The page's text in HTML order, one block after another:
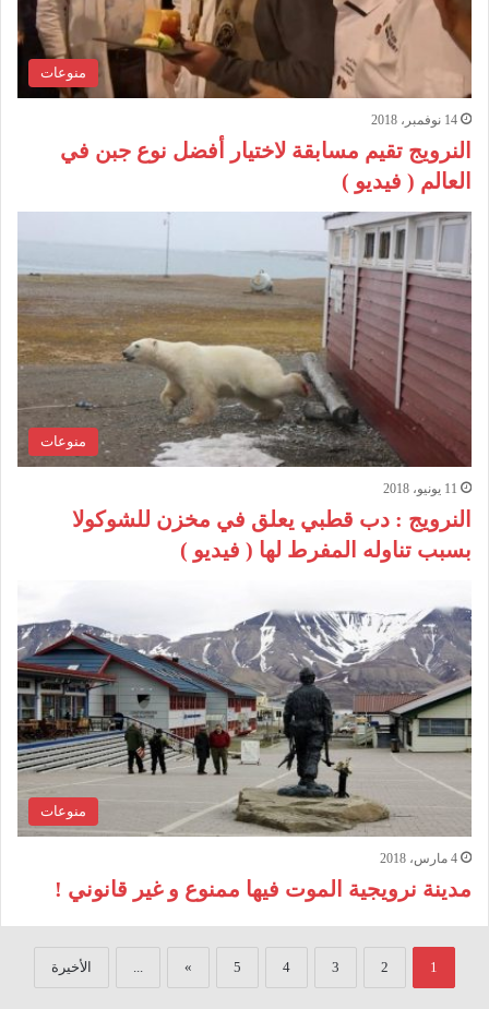
منوعات
14 نوفمبر، 2018
النرويج تقيم مسابقة لاختيار أفضل نوع جبن في
العالم ( فيديو )
منوعات
11 يونيو، 2018
النرويج : دب قطبي يعلق في مخزن للشوكولا
بسبب تناوله المفرط لها ( فيديو )
منوعات
4 مارس، 2018
مدينة نرويجية الموت فيها ممنوع و غير قانوني !
1
2
3
4
5
»
... الأخيرة